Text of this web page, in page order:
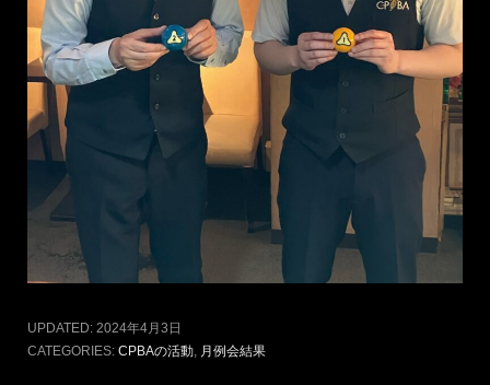
UPDATED: 2024年4月3日
CATEGORIES: CPBAの活動, 月例会結果